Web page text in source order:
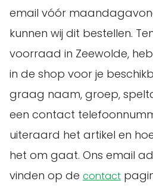
email vóór
kunnen wij dit bestellen.
voorraad in Zeewolde,
in de shop voor je
graag naam, groep,
een contact
uiteraard het artikel en
het om gaat. Ons email
vinden op de contact